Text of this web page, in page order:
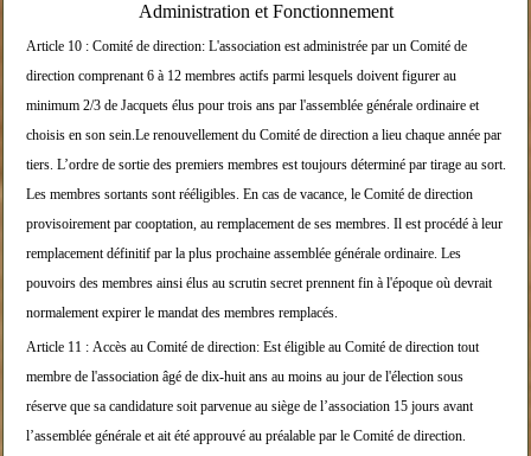
Administration et Fonctionnement
Article 10 : Comité de direction: L'association est administrée par un Comité de
direction comprenant 6 à 12 membres actifs parmi lesquels doivent figurer au
minimum 2/3 de Jacquets élus pour trois ans par l'assemblée générale ordinaire et
choisis en son sein.Le renouvellement du Comité de direction a lieu chaque année par
tiers. L’ordre de sortie des premiersmembres est toujours déterminé par tirage au sort.
Les membres sortants sont rééligibles. En cas de vacance, le Comité de direction
provisoirement par cooptation, au remplacement de ses membres. Il est procédé à leur
remplacement définitif par la plus prochaine assemblée générale ordinaire. Les
pouvoirs des membres ainsi élus au scrutin secret prennent fin à l'époque où devrait
normalement expirer le mandat des membres remplacés.
Article 11 : Accès au Comité de direction: Est éligible au Comité de direction tout
membre de l'association âgé de dix-huit ans au moins au jour de l'élection sous
réserve que sa candidature soit parvenue au siège de l’association 15 jours avant
l’assemblée générale et aitété approuvé au préalable par le Comité de direction.